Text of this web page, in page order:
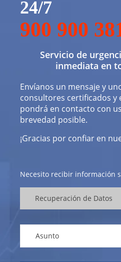
24/7
900 900
Servicio de
inmediata en
Envíanos un mensaje y
consultores certificados y
pondrá en contacto con
brevedad posible.
¡Gracias por confiar en
Necesito recibir información